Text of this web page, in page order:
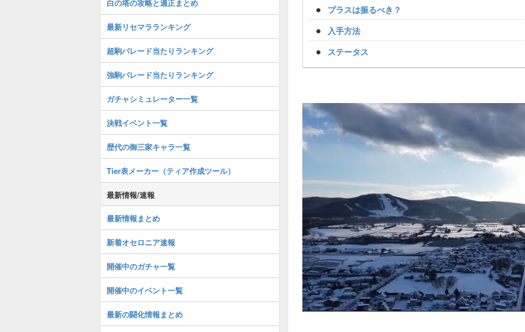
プラスは振るべき？
入手方法
ステータス
白の塔の攻略と適正まとめ
最新リセマラランキング
超駒パレード当たりランキング
強駒パレード当たりランキング
ガチャシミュレーター一覧
決戦イベント一覧
歴代の御三家キャラ一覧
Tier表メーカー（ティア作成ツール）
最新情報/速報
最新情報まとめ
新着オセロニア速報
開催中のガチャ一覧
開催中のイベント一覧
最新の闘化情報まとめ